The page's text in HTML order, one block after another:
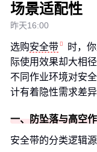
场景适配性
昨天16:00
选购安全带
时，
际使用效果却大相
不同作业环境对安
计有着隐性需求差异
一、防坠落与高空
安全带的分类逻辑